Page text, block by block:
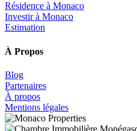
Résidence à Monaco
Investir à Monaco
Estimation
À Propos
Blog
Partenaires
À propos
Mentions légales